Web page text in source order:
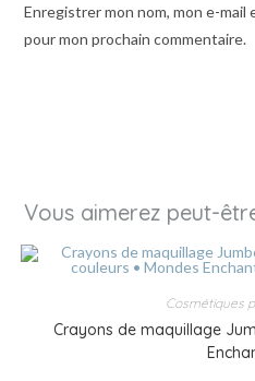
Enregistrer mon nom, mon e-
pour mon prochain commentaire.
Vous aimerez peut-
Cosmétiques
Crayons de maquillage